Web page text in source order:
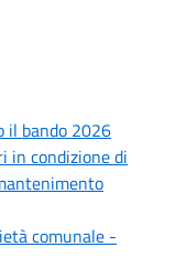
il bando 2026
in condizione di
comunale -